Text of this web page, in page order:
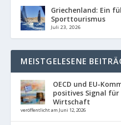
Griechenland: Ein
Sporttourismus
Juli 23, 2026
MEISTGELESENE
OECD und EU-
positives Signal für
Wirtschaft
veröffentlicht am Juni 12, 2026